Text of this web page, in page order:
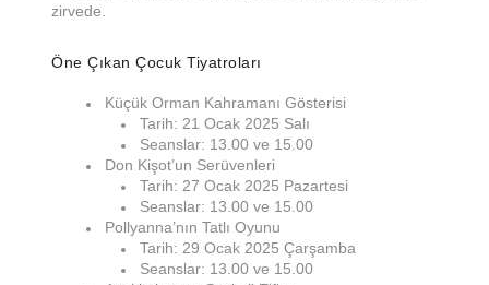
zirvede.
Öne Çıkan Çocuk Tiyatroları
Küçük Orman Kahramanı Gösterisi
Tarih: 21 Ocak 2025 Salı
Seanslar: 13.00 ve 15.00
Don Kişot’un Serüvenleri
Tarih: 27 Ocak 2025 Pazartesi
Seanslar: 13.00 ve 15.00
Pollyanna’nın Tatlı Oyunu
Tarih: 29 Ocak 2025 Çarşamba
Seanslar: 13.00 ve 15.00